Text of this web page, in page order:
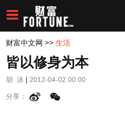
财富中文网 >> 生活
皆以修身为本
胡 泳 | 2012-04-02 00:00
分享：